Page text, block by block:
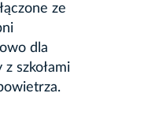
ze
dla
szkołami